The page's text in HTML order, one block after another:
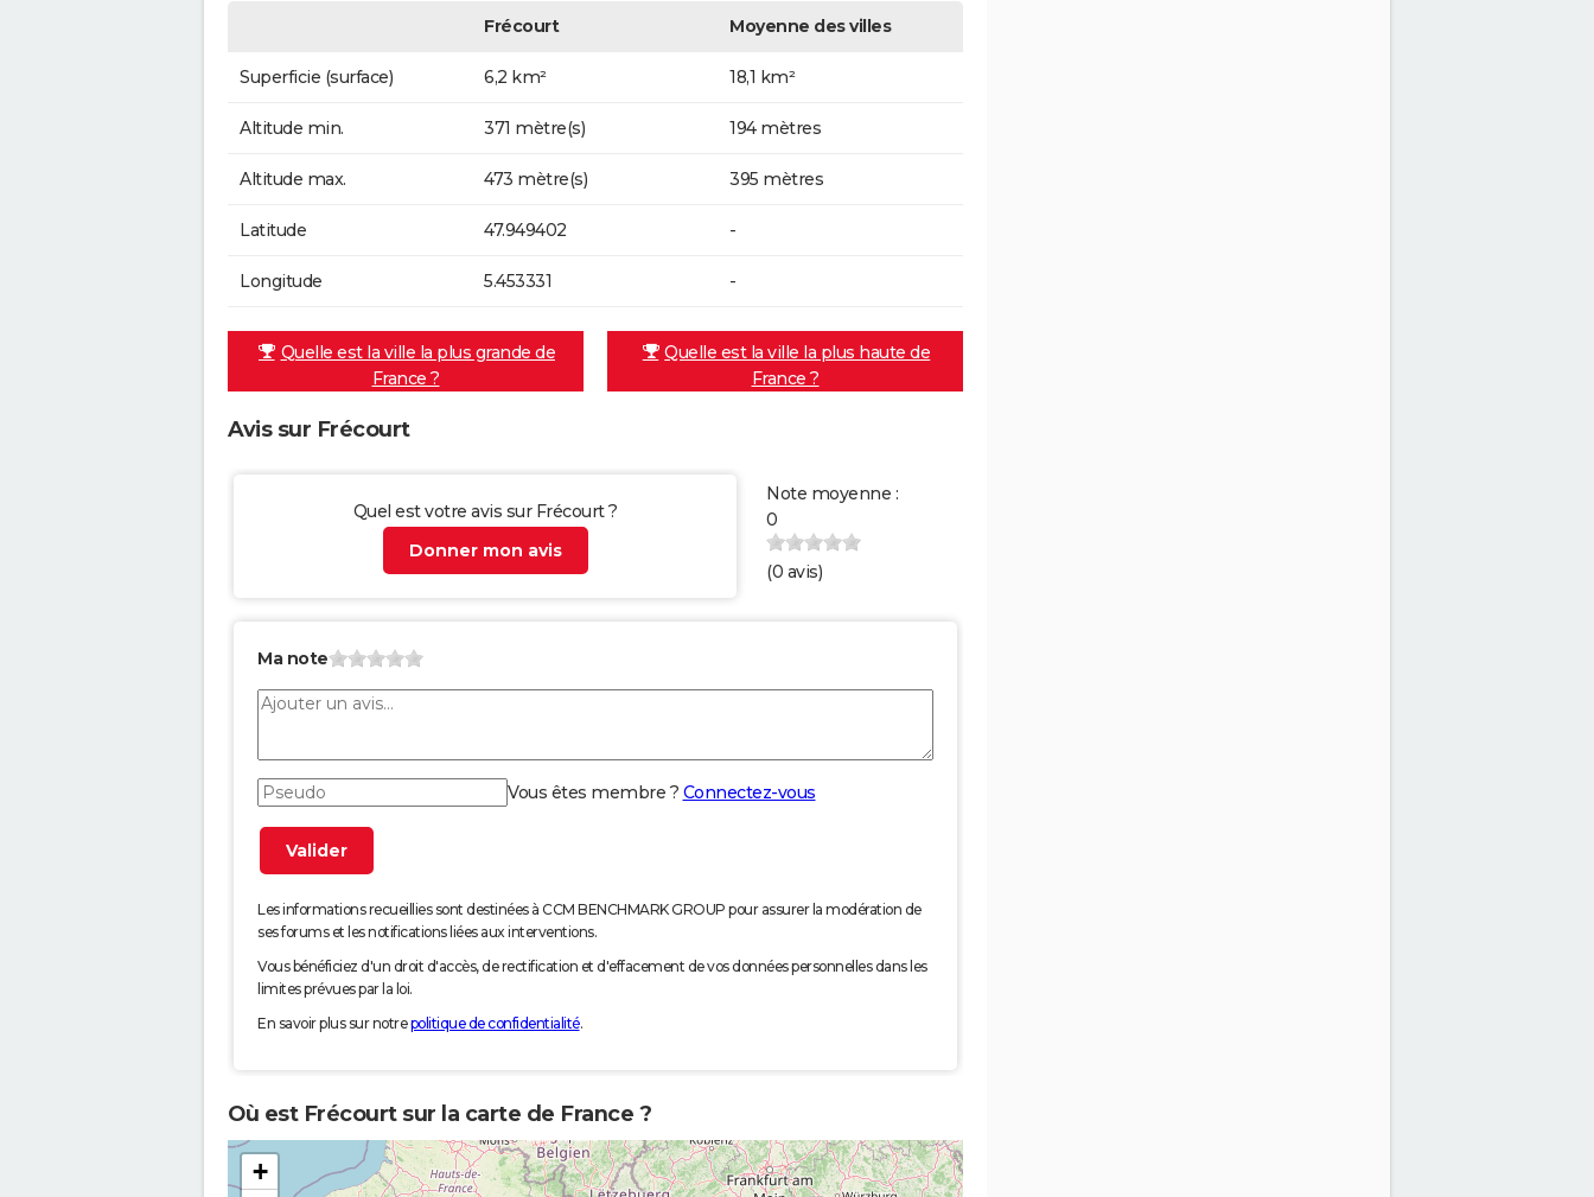
Frécourt Moyenne des villes
Superficie (surface) 6,2 km² 18,1 km²
Altitude min. 371 mètre(s) 194 mètres
Altitude max. 473 mètre(s) 395 mètres
Latitude 47.949402 -
Longitude 5.453331 -
Quelle est la ville la plus grande de
France ?
Quelle est la ville la plus haute de
France ?
Avis sur Frécourt
Quel est votre avis sur Frécourt ?
Donner mon avis
Note moyenne :
0
(0 avis)
Ma note
Vous êtes membre ? Connectez-vous
Les informations recueillies sont destinées à CCM BENCHMARK GROUP pour assurer la modération de
ses forums et les notifications liées aux interventions.
Vous bénéficiez d'un droit d'accès, de rectification et d'effacement de vos données personnelles dans les
limites prévues par la loi.
En savoir plus sur notrepolitique de confidentialité.
Où est Frécourt sur la carte de France ?
+